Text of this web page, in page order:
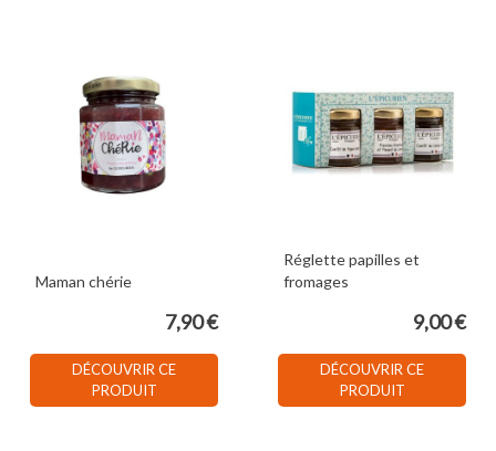
Maman chérie
7,90 €
DÉCOUVRIR CE
PRODUIT
Réglette papilles et
fromages
9,00 €
DÉCOUVRIR CE
PRODUIT